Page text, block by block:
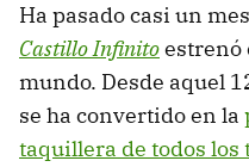
Ha pasado casi un
Castillo Infinitoestrenó
mundo. Desde aquel
se ha convertido en la
taquillera de todos los